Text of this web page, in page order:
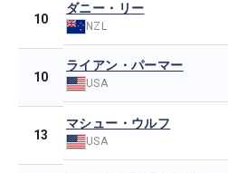
10
ダニー・リー
NZL
10
ライアン・パーマー
USA
13
マシュー・ウルフ
USA